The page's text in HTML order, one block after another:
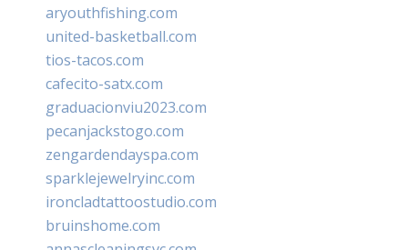
aryouthfishing.com
united-basketball.com
tios-tacos.com
cafecito-satx.com
graduacionviu2023.com
pecanjackstogo.com
zengardendayspa.com
sparklejewelryinc.com
ironcladtattoostudio.com
bruinshome.com